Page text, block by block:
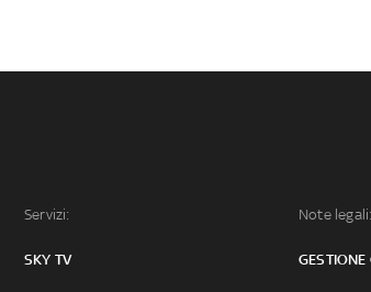
Servizi:
SKY TV
Note legali:
GESTIONE